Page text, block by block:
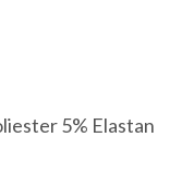
5% Elastan